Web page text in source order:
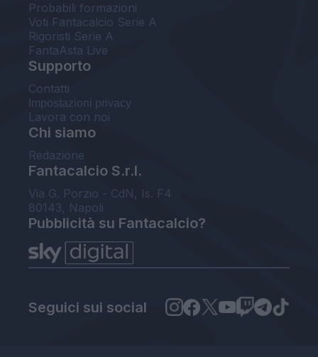
Probabili formazioni
Voti Fantacalcio Serie A
Rigoristi Serie A
FantaAsta Live
Supporto
Contatti
Impostazioni privacy
Lavora con noi
Chi siamo
Redazione
Fantacalcio S.r.l.
Via G. Porzio - CdN, Is. F4
80143, Napoli
Pubblicità su Fantacalcio?
Seguici sui social